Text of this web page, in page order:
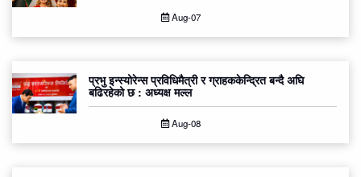
Aug-07
प्रभु इन्स्योरेन्स प्रविधिमैत्री र ग्राहककेन्द्रित बन्दै अघि
बढिरहेको छ : अध्यक्ष मल्ल
Aug-08